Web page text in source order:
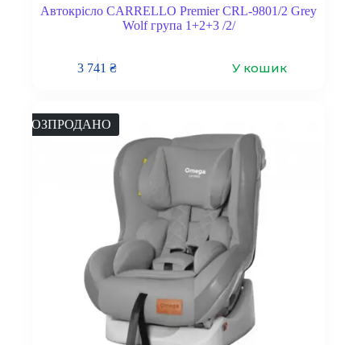
Автокрісло CARRELLO Premier CRL-9801/2 Grey
Wolf група 1+2+3 /2/
3 741₴ У кошик
РОЗПРОДАНО